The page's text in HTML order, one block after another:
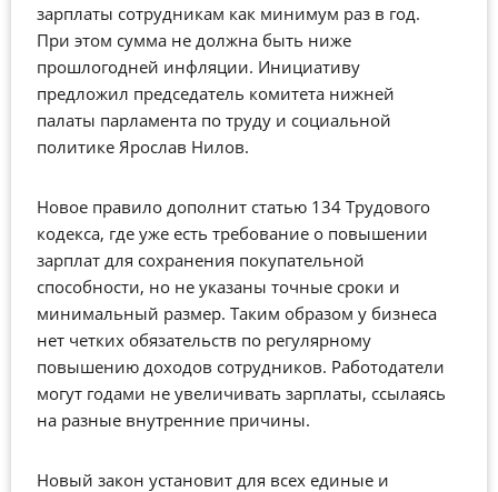
зарплаты сотрудникам как минимум раз в год.
При этом сумма не должна быть ниже
прошлогодней инфляции. Инициативу
предложил председатель комитета нижней
палаты парламента по труду и социальной
политике Ярослав Нилов.
Новое правило дополнит статью 134 Трудового
кодекса, где уже есть требование о повышении
зарплат для сохранения покупательной
способности, но не указаны точные сроки и
минимальный размер. Таким образом у бизнеса
нет четких обязательств по регулярному
повышению доходов сотрудников. Работодатели
могут годами не увеличивать зарплаты, ссылаясь
на разные внутренние причины.
Новый закон установит для всех единые и